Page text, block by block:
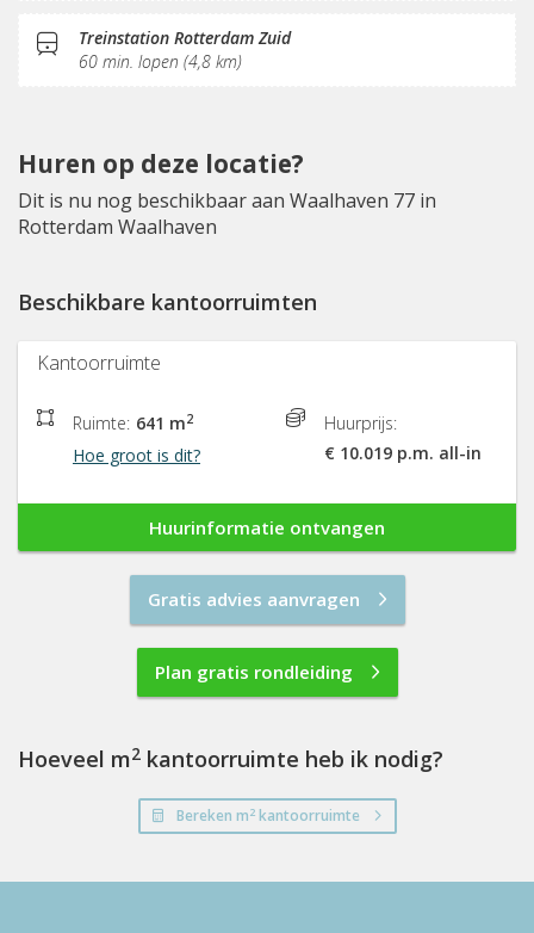
PantryTreinstation Rotterdam Zuid
60 min. lopen (4,8 km)
Huren op deze locatie?
Dit is nu nog beschikbaar aan Waalhaven 77 in
Rotterdam Waalhaven
Beschikbare kantoorruimten
Kantoorruimte
Ruimte: 641 m2
Hoe groot is dit?
Huurprijs:
€ 10.019 p.m. all-in
Huurinformatie ontvangen
Gratis advies aanvragen
Plan gratis rondleiding
Hoeveel m2 kantoorruimte heb ik nodig?
Bereken m2kantoorruimte